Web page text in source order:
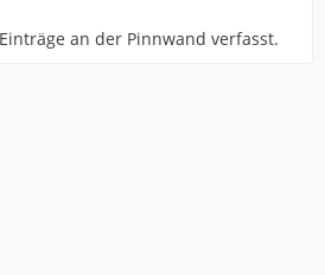
an der Pinnwand verfasst.